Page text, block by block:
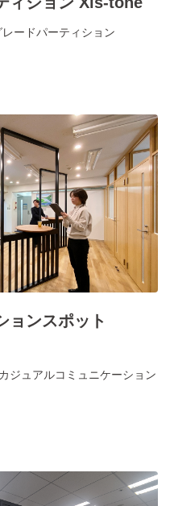
ードパーティション
ョンスポット
ジュアルコミュニケーション